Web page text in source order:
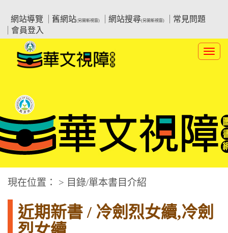
要
網站導覽
舊網站(另開新視窗) 網站搜尋(另開新視窗)
常見問題
會員登入
:::中央區塊
華文視障電子圖書網
現在位置： > 目錄/單本書目介紹
近期新書 / 冷劍烈女續,冷劍